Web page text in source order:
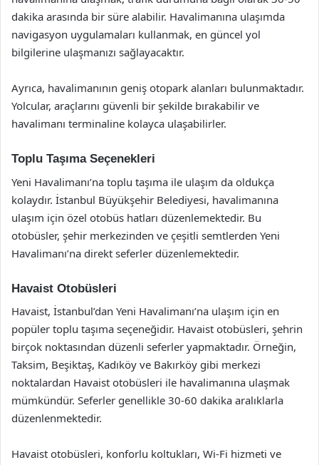
dakika arasında bir süre alabilir. Havalimanına ulaşımda
navigasyon uygulamaları kullanmak, en güncel yol
bilgilerine ulaşmanızı sağlayacaktır.
Ayrıca, havalimanının geniş otopark alanları bulunmaktadır.
Yolcular, araçlarını güvenli bir şekilde bırakabilir ve
havalimanı terminaline kolayca ulaşabilirler.
Toplu Taşıma Seçenekleri
Yeni Havalimanı’na toplu taşıma ile ulaşım da oldukça
kolaydır. İstanbul Büyükşehir Belediyesi, havalimanına
ulaşım için özel otobüs hatları düzenlemektedir. Bu
otobüsler, şehir merkezinden ve çeşitli semtlerden Yeni
Havalimanı’na direkt seferler düzenlemektedir.
Havaist Otobüsleri
Havaist, İstanbul’dan Yeni Havalimanı’na ulaşım için en
popüler toplu taşıma seçeneğidir. Havaist otobüsleri, şehrin
birçok noktasından düzenli seferler yapmaktadır. Örneğin,
Taksim, Beşiktaş, Kadıköy ve Bakırköy gibi merkezi
noktalardan Havaist otobüsleri ile havalimanına ulaşmak
mümkündür. Seferler genellikle 30-60 dakika aralıklarla
düzenlenmektedir.
Havaist otobüsleri, konforlu koltukları, Wi-Fi hizmeti ve